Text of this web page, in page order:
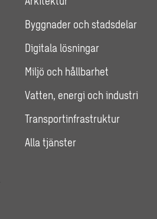
Byggnader och stadsdelar
Digitala lösningar
Miljö och hållbarhet
Vatten, energi och industri
Transportinfrastruktur
Alla tjänster